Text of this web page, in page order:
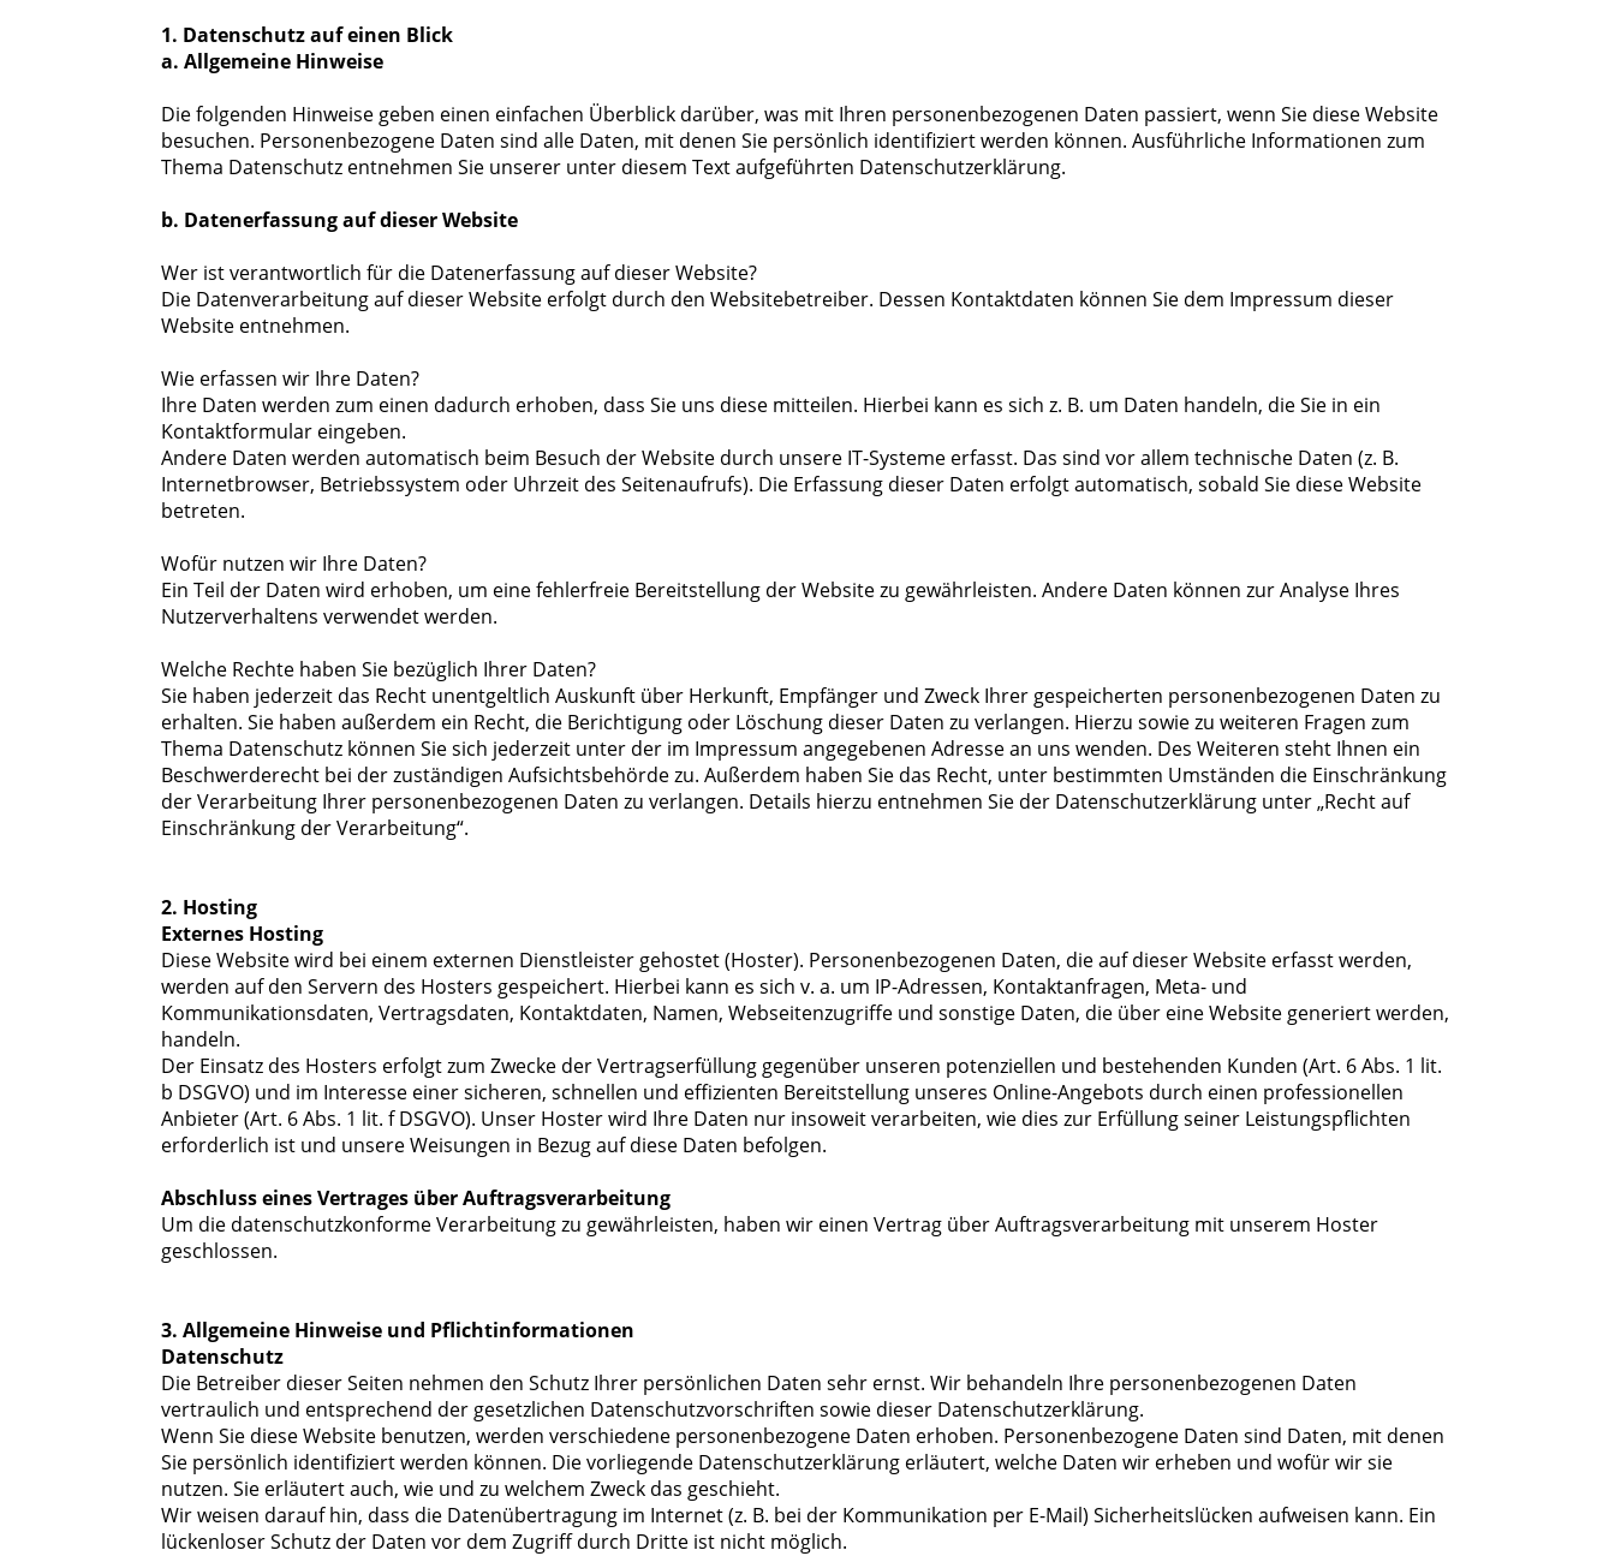
1. Datenschutz auf einen Blick
a. Allgemeine Hinweise
Die folgenden Hinweise geben einen einfachen Überblick darüber, was mit Ihren personenbezogenen Daten passiert, wenn Sie diese Website
besuchen. Personenbezogene Daten sind alle Daten, mit denen Sie persönlich identifiziert werden können. Ausführliche Informationen zum
Thema Datenschutz entnehmen Sie unserer unter diesem Text aufgeführten Datenschutzerklärung.
b. Datenerfassung auf dieser Website
Wer ist verantwortlich für die Datenerfassung auf dieser Website?
Die Datenverarbeitung auf dieser Website erfolgt durch den Websitebetreiber. Dessen Kontaktdaten können Sie dem Impressum dieser
Website entnehmen.
Wie erfassen wir Ihre Daten?
Ihre Daten werden zum einen dadurch erhoben, dass Sie uns diese mitteilen. Hierbei kann es sich z. B. um Daten handeln, die Sie in ein
Kontaktformular eingeben.
Andere Daten werden automatisch beim Besuch der Website durch unsere IT-Systeme erfasst. Das sind vor allem technische Daten (z. B.
Internetbrowser, Betriebssystem oder Uhrzeit des Seitenaufrufs). Die Erfassung dieser Daten erfolgt automatisch, sobald Sie diese Website
betreten.
Wofür nutzen wir Ihre Daten?
Ein Teil der Daten wird erhoben, um eine fehlerfreie Bereitstellung der Website zu gewährleisten. Andere Daten können zur Analyse Ihres
Nutzerverhaltens verwendet werden.
Welche Rechte haben Sie bezüglich Ihrer Daten?
Sie haben jederzeit das Recht unentgeltlich Auskunft über Herkunft, Empfänger und Zweck Ihrer gespeicherten personenbezogenen Daten zu
erhalten. Sie haben außerdem ein Recht, die Berichtigung oder Löschung dieser Daten zu verlangen. Hierzu sowie zu weiteren Fragen zum
Thema Datenschutz können Sie sich jederzeit unter der im Impressum angegebenen Adresse an uns wenden. Des Weiteren steht Ihnen ein
Beschwerderecht bei der zuständigen Aufsichtsbehörde zu. Außerdem haben Sie das Recht, unter bestimmten Umständen die Einschränkung
der Verarbeitung Ihrer personenbezogenen Daten zu verlangen. Details hierzu entnehmen Sie der Datenschutzerklärung unter „Recht auf
Einschränkung der Verarbeitung“.
2. Hosting
Externes Hosting
Diese Website wird bei einem externen Dienstleister gehostet (Hoster). Personenbezogenen Daten, die auf dieser Website erfasst werden,
werden auf den Servern des Hosters gespeichert. Hierbei kann es sich v. a. um IP-Adressen, Kontaktanfragen, Meta- und
Kommunikationsdaten, Vertragsdaten, Kontaktdaten, Namen, Webseitenzugriffe und sonstige Daten, die über eine Website generiert werden,
handeln.
Der Einsatz des Hosters erfolgt zum Zwecke der Vertragserfüllung gegenüber unseren potenziellen und bestehenden Kunden (Art. 6 Abs. 1 lit.
b DSGVO) und im Interesse einer sicheren, schnellen und effizienten Bereitstellung unseres Online-Angebots durch einen professionellen
Anbieter (Art. 6 Abs. 1 lit. f DSGVO). Unser Hoster wird Ihre Daten nur insoweit verarbeiten, wie dies zur Erfüllung seiner Leistungspflichten
erforderlich ist und unsere Weisungen in Bezug auf diese Daten befolgen.
Abschluss eines Vertrages über Auftragsverarbeitung
Um die datenschutzkonforme Verarbeitung zu gewährleisten, haben wir einen Vertrag über Auftragsverarbeitung mit unserem Hoster
geschlossen.
3. Allgemeine Hinweise und Pflichtinformationen
Datenschutz
Die Betreiber dieser Seiten nehmen den Schutz Ihrer persönlichen Daten sehr ernst. Wir behandeln Ihre personenbezogenen Daten
vertraulich und entsprechend der gesetzlichen Datenschutzvorschriften sowie dieser Datenschutzerklärung.
Wenn Sie diese Website benutzen, werden verschiedene personenbezogene Daten erhoben. Personenbezogene Daten sind Daten, mit denen
Sie persönlich identifiziert werden können. Die vorliegende Datenschutzerklärung erläutert, welche Daten wir erheben und wofür wir sie
nutzen. Sie erläutert auch, wie und zu welchem Zweck das geschieht.
Wir weisen darauf hin, dass die Datenübertragung im Internet (z. B. bei der Kommunikation per E-Mail) Sicherheitslücken aufweisen kann. Ein
lückenloser Schutz der Daten vor dem Zugriff durch Dritte ist nicht möglich.